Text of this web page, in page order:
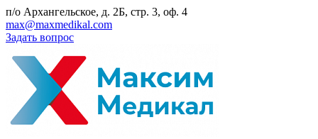
п/о Архангельское, д. 2Б, стр. 3, оф. 4
max@maxmedikal.com
Задать вопрос